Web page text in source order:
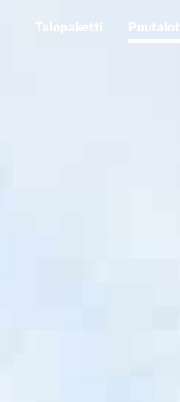
Talopaketti Puutalot